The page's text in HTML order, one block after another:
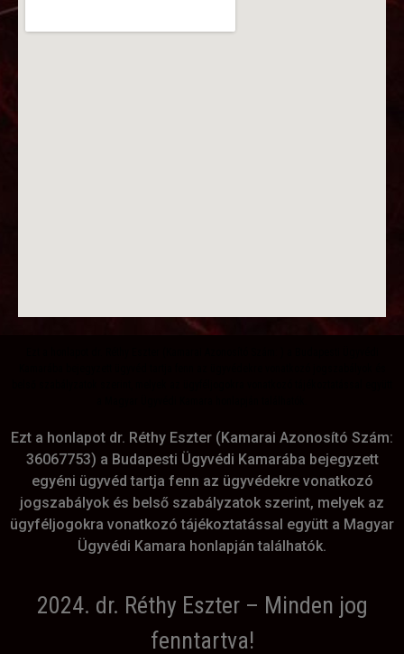
Ezt a honlapot dr. Réthy Eszter (Kamarai Azonosító Szám:
36067753) a Budapesti Ügyvédi Kamarába bejegyzett
egyéni ügyvéd tartja fenn az ügyvédekre vonatkozó
jogszabályok és belső szabályzatok szerint, melyek az
ügyféljogokra vonatkozó tájékoztatással együtt a Magyar
Ügyvédi Kamara honlapján találhatók.
2024. dr. Réthy Eszter – Minden jog
fenntartva!